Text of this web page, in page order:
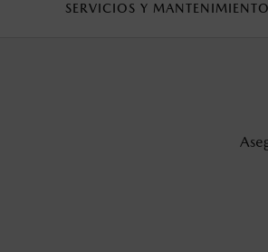
SERVICIOS Y MANTENIMIENTO
1
Todas las imágenes del sitio son